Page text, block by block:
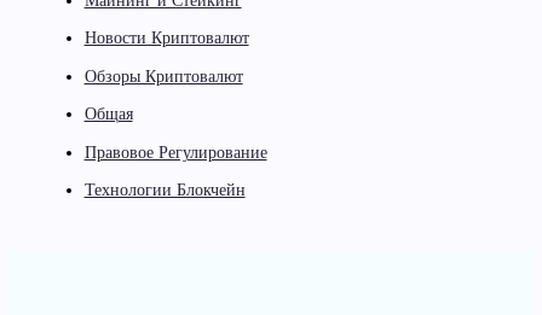
Новости Криптовалют
Обзоры Криптовалют
Общая
Правовое Регулирование
Технологии Блокчейн